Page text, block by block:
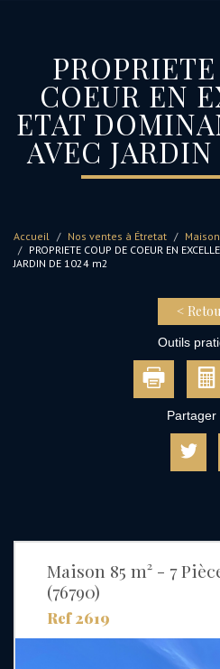
PROPRIETE COUP DE
COEUR EN
ETAT
AVEC
Accueil Nos ventes à Étretat
PROPRIETE COUP DE COEUR EN
JARDIN DE 1024 m2
<
Outils
Partager
Maison 85 m² - 7
(76790)
Ref 2619